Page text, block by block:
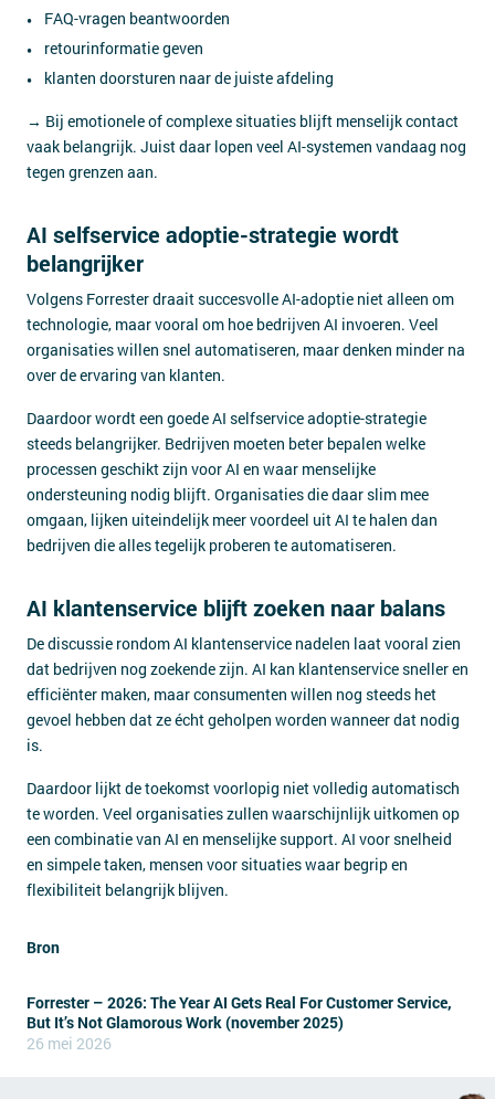
FAQ-vragen beantwoorden
retourinformatie geven
klanten doorsturen naar de juiste afdeling
→ Bij emotionele of complexe situaties blijft menselijk contact
vaak belangrijk. Juist daar lopen veel AI-systemen vandaag nog
tegen grenzen aan.
AI selfservice adoptie-strategie wordt
belangrijker
Volgens Forrester draait succesvolle AI-adoptie niet alleen om
technologie, maar vooral om hoe bedrijven AI invoeren. Veel
organisaties willen snel automatiseren, maar denken minder na
over de ervaring van klanten.
Daardoor wordt een goede AI selfservice adoptie-strategie
steeds belangrijker. Bedrijven moeten beter bepalen welke
processen geschikt zijn voor AI en waar menselijke
ondersteuning nodig blijft. Organisaties die daar slim mee
omgaan, lijken uiteindelijk meer voordeel uit AI te halen dan
bedrijven die alles tegelijk proberen te automatiseren.
AI klantenservice blijft zoeken naar balans
De discussie rondom AI klantenservice nadelen laat vooral zien
dat bedrijven nog zoekende zijn. AI kan klantenservice sneller en
efficiënter maken, maar consumenten willen nog steeds het
gevoel hebben dat ze écht geholpen worden wanneer dat nodig
is.
Daardoor lijkt de toekomst voorlopig niet volledig automatisch
te worden. Veel organisaties zullen waarschijnlijk uitkomen op
een combinatie van AI en menselijke support. AI voor snelheid
en simpele taken, mensen voor situaties waar begrip en
flexibiliteit belangrijk blijven.
Bron
Forrester – 2026: The Year AI Gets Real For Customer Service,
But It’s Not Glamorous Work (november 2025)
26 mei 2026